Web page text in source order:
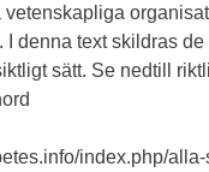
vetenskapliga
I denna text skildras
sätt. Se nedtill
index.php/